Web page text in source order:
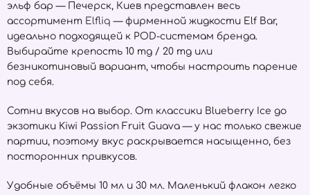
эльф бар — Печерск, Киев представлен весь
ассортимент Elfliq — фирменной жидкости Elf Bar,
идеально подходящей к POD-системам бренда.
Выбирайте крепость 10 mg / 20 mg или
безникотиновый вариант, чтобы настроить парение
под себя.
Сотни вкусов на выбор. От классики Blueberry Ice до
экзотики Kiwi Passion Fruit Guava — у нас только свежие
партии, поэтому вкус раскрывается насыщенно, без
посторонних привкусов.
Удобные объёмы 10 мл и 30 мл. Маленький флакон легко